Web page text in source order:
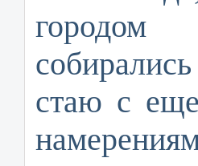
стаю с